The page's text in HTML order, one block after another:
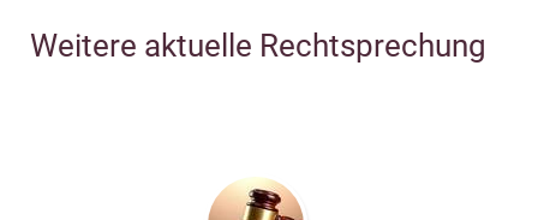
Weitere aktuelle Rechtsprechung